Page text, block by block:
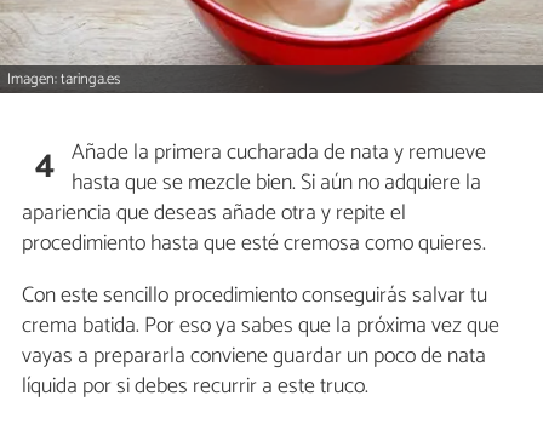
Imagen: taringa.es
4 Añade la primera cucharada de nata y remueve
hasta que se mezcle bien. Si aún no adquiere la
apariencia que deseas añade otra y repite el
procedimiento hasta que esté cremosa como quieres.
Con este sencillo procedimiento conseguirás salvar tu
crema batida. Por eso ya sabes que la próxima vez que
vayas a prepararla conviene guardar un poco de nata
líquida por si debes recurrir a este truco.